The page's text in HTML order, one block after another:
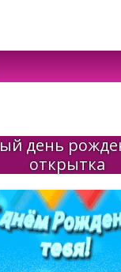
день
открытка